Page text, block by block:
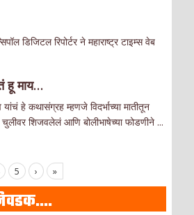
डिजिटल रिपोर्टर ने महाराष्ट्र टाइम्स वेब
हू माय…
हे कथासंग्रह म्हणजे विदर्भाच्या मातीतून
शिजवलेलं आणि बोलीभाषेच्या फोडणीने ...
5 › »